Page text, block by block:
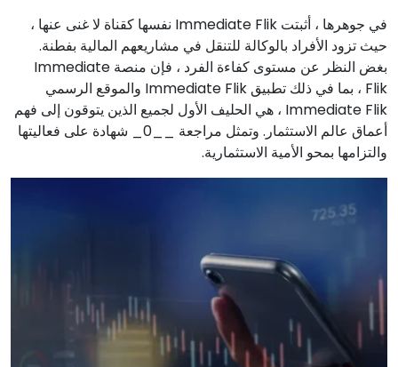
في جوهرها ، أثبتت Immediate Flik نفسها كقناة لا غنى عنها ،
حيث تزود الأفراد بالوكالة للتنقل في مشاريعهم المالية بفطنة.
بغض النظر عن مستوى كفاءة الفرد ، فإن منصة Immediate
Flik ، بما في ذلك تطبيق Immediate Flik والموقع الرسمي
Immediate Flik ، هي الحليف الأول لجميع الذين يتوقون إلى فهم
أعماق عالم الاستثمار. وتمثل مراجعة __0_ شهادة على فعاليتها
والتزامها بمحو الأمية الاستثمارية.